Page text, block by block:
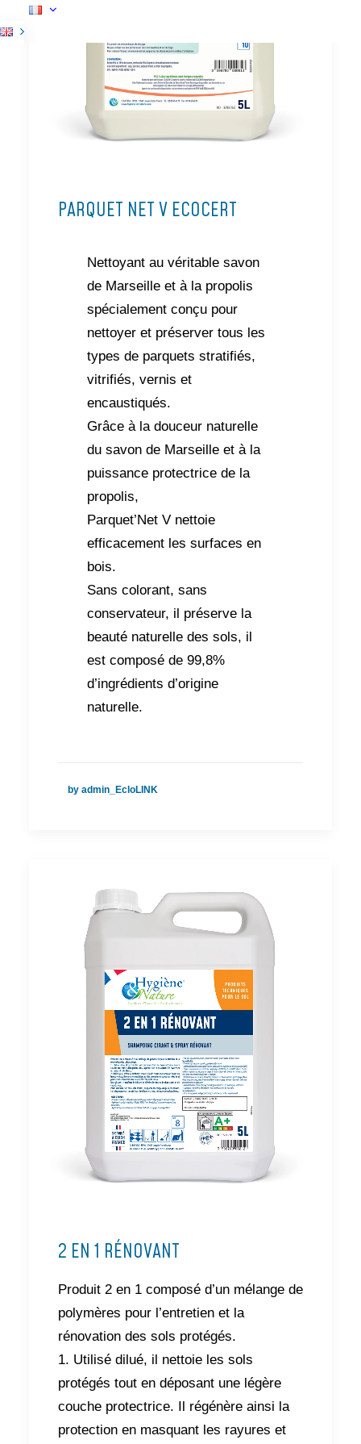
PARQUET NET V ECOCERT
Nettoyant au véritable savon
de Marseille et à la propolis
spécialement conçu pour
nettoyer et préserver tous les
types de parquets stratifiés,
vitrifiés, vernis et
encaustiqués.
Grâce à la douceur naturelle
du savon de Marseille et à la
puissance protectrice de la
propolis,
Parquet’Net V nettoie
efficacement les surfaces en
bois.
Sans colorant, sans
conservateur, il préserve la
beauté naturelle des sols, il
est composé de 99,8%
d’ingrédients d’origine
naturelle.
by admin_EcloLINK
2 EN 1 RÉNOVANT
Produit 2 en 1 composé d’un mélange de
polymères pour l’entretien et la
rénovation des sols protégés.
1. Utilisé dilué, il nettoie les sols
protégés tout en déposant une légère
couche protectrice. Il régénère ainsi la
protection en masquant les rayures et